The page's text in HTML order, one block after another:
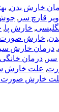
خارش بدن,
قارچ سر ,
, خارش پا,
, خارش صورت
, درمان خارش
سر , درمان
, علت خارش
خارش صورت